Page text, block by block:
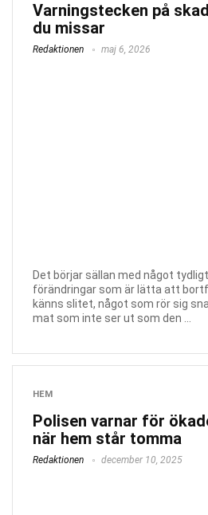
Varningstecken på
du missar
Redaktionen maj 6, 2026
Det börjar sällan med något
förändringar som är lätta att
känns slitet, något som rör sig
mat som inte ser ut som den ...
HEM
Polisen varnar för
när hem står tomma
Redaktionen december 10, 2025